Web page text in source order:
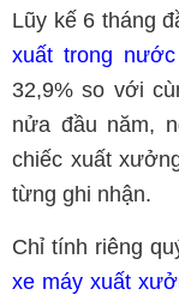
Lũy kế 6 tháng
xuất trong nước
32,9% so với
nửa đầu năm,
chiếc xuất
từng ghi nhận.
Chỉ tính riêng
xe máy xuất